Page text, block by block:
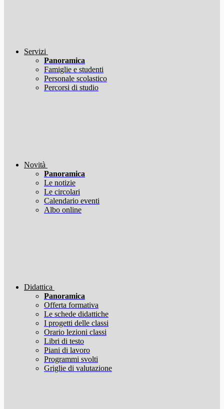
Servizi
Panoramica
Famiglie e studenti
Personale scolastico
Percorsi di studio
Novità
Panoramica
Le notizie
Le circolari
Calendario eventi
Albo online
Didattica
Panoramica
Offerta formativa
Le schede didattiche
I progetti delle classi
Orario lezioni classi
Libri di testo
Piani di lavoro
Programmi svolti
Griglie di valutazione